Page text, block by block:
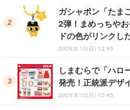
ガシャポン「たま
2弾！まめっちや
ドの色がリンクし
2026.8.10(月) 12:45
しまむらで「ハロ
発売！正統派デザ
2026.8.10(月) 10:45